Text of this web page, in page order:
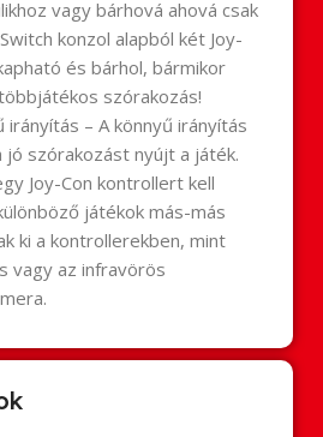
vagy bárhová ahová csak
konzol alapból két Joy-
és bárhol, bármikor
szórakozás!
– A könnyű irányítás
szórakozást nyújt a játék.
Joy-Con kontrollert kell
játékok más-más
ki a kontrollerekben, mint
vagy az infravörös